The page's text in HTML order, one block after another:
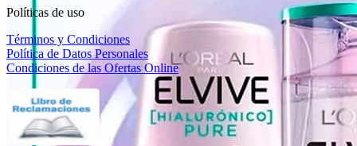
Políticas de uso
Términos y Condiciones
Política de Datos Personales
Condiciones de las Ofertas Online